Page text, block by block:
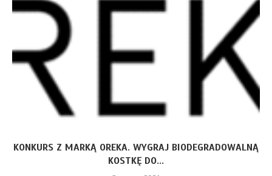
KONKURS Z MARKĄ OREKA. WYGRAJ BIODEGRADOWALNĄ
KOSTKĘ DO...